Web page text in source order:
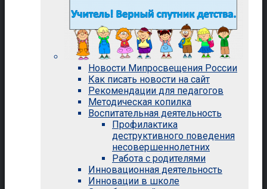
Новости Мипросвещения России
Как писать новости на сайт
Рекомендации для педагогов
Методическая копилка
Воспитательная деятельность
Профилактика
деструктивного поведения
несовершеннолетних
Работа с родителями
Инновационная деятельность
Инновации в школе